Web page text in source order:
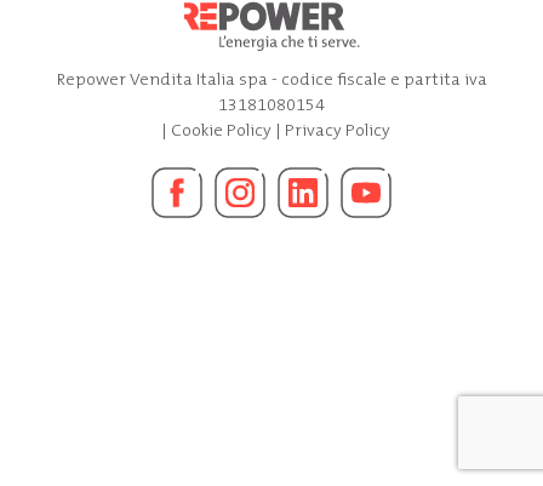
Repower Vendita Italia spa - codice fiscale e partita iva
13181080154
| Cookie Policy| Privacy Policy